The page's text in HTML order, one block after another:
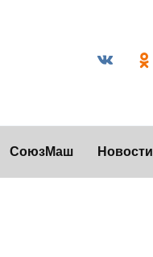
СоюзМаш Новости